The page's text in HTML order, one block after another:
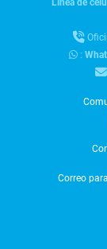
Línea de
:
Correo